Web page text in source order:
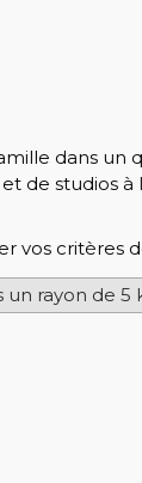
dans un
de studios
vos critères
un rayon de 5